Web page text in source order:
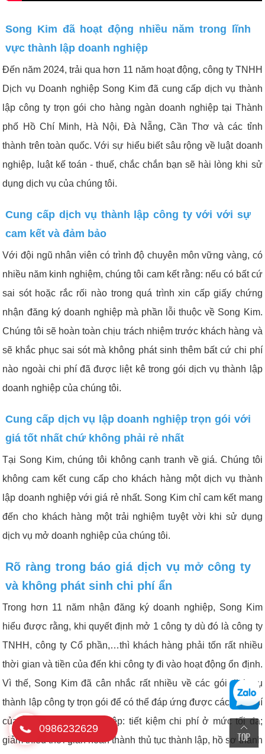
Song Kim đã hoạt động nhiều năm trong lĩnh
vực thành lập doanh nghiệp
Đến năm 2024, trải qua hơn 11 năm hoạt động, công ty TNHH
Dịch vụ Doanh nghiệp Song Kim đã cung cấp dịch vụ thành
lập công ty trọn gói cho hàng ngàn doanh nghiệp tại Thành
phố Hồ Chí Minh, Hà Nội, Đà Nẵng, Cần Thơ và các tỉnh
thành trên toàn quốc. Với sự hiểu biết sâu rộng về luật doanh
nghiệp, luật kế toán - thuế, chắc chắn bạn sẽ hài lòng khi sử
dụng dịch vụ của chúng tôi.
Cung cấp dịch vụ thành lập công ty với với sự
cam kết và đảm bảo
Với đội ngũ nhân viên có trình độ chuyên môn vững vàng, có
nhiều năm kinh nghiệm, chúng tôi cam kết rằng: nếu có bất cứ
sai sót hoặc rắc rối nào trong quá trình xin cấp giấy chứng
nhận đăng ký doanh nghiệp mà phần lỗi thuộc về Song Kim.
Chúng tôi sẽ hoàn toàn chịu trách nhiệm trước khách hàng và
sẽ khắc phục sai sót mà không phát sinh thêm bất cứ chi phí
nào ngoài chi phí đã được liệt kê trong gói dịch vụ thành lập
doanh nghiệp của chúng tôi.
Cung cấp dịch vụ lập doanh nghiệp trọn gói với
giá tốt nhất chứ không phải rẻ nhất
Tại Song Kim, chúng tôi không cạnh tranh về giá. Chúng tôi
không cam kết cung cấp cho khách hàng một dịch vụ thành
lập doanh nghiệp với giá rẻ nhất. Song Kim chỉ cam kết mang
đến cho khách hàng một trải nghiệm tuyệt vời khi sử dụng
dịch vụ mở doanh nghiệp của chúng tôi.
Rõ ràng trong báo giá dịch vụ mở công ty
và không phát sinh chi phí ẩn
Trong hơn 11 năm nhận đăng ký doanh nghiệp, Song Kim
hiểu được rằng, khi quyết định mở 1 công ty dù đó là công ty
TNHH, công ty Cổ phần,…thì khách hàng phải tốn rất nhiều
thời gian và tiền của đến khi công ty đi vào hoạt động ổn định.
Vì thế, Song Kim đã cân nhắc rất nhiều về các gói dịch vụ
thành lập công ty trọn gói để có thể đáp ứng được các tiêu chí
của một người khởi nghiệp: tiết kiệm chi phí ở mức tối đa;
giảm thiểu thời gian hoàn thành thủ tục thành lập, hồ sơ thành
0986232629